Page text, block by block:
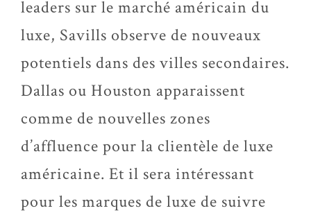
leaders sur le marché américain du
luxe, Savills observe de nouveaux
potentiels dans des villes secondaires.
Dallas ou Houston apparaissent
comme de nouvelles zones
d’affluence pour la clientèle de luxe
américaine. Et il sera intéressant
pour les marques de luxe de suivre